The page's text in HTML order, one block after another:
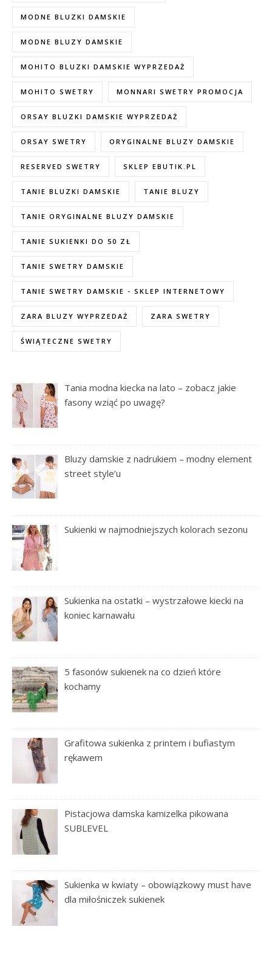
MODNE BLUZKI DAMSKIE
MODNE BLUZY DAMSKIE
MOHITO BLUZKI DAMSKIE WYPRZEDAŻ
MOHITO SWETRY MONNARI SWETRY PROMOCJA
ORSAY BLUZKI DAMSKIE WYPRZEDAŻ
ORSAY SWETRY ORYGINALNE BLUZY DAMSKIE
RESERVED SWETRY SKLEP EBUTIK.PL
TANIE BLUZKI DAMSKIE TANIE BLUZY
TANIE ORYGINALNE BLUZY DAMSKIE
TANIE SUKIENKI DO 50 ZŁ
TANIE SWETRY DAMSKIE
TANIE SWETRY DAMSKIE - SKLEP INTERNETOWY
ZARA BLUZY WYPRZEDAŻ ZARA SWETRY
ŚWIĄTECZNE SWETRY
Tania modna kiecka na lato – zobacz jakie
fasony wziąć po uwagę?
Bluzy damskie z nadrukiem – modny element
street style’u
Sukienki w najmodniejszych kolorach sezonu
Sukienka na ostatki – wystrzałowe kiecki na
koniec karnawału
5 fasonów sukienek na co dzień które
kochamy
Grafitowa sukienka z printem i bufiastym
rękawem
Pistacjowa damska kamizelka pikowana
SUBLEVEL
Sukienka w kwiaty – obowiązkowy must have
dla miłośniczek sukienek